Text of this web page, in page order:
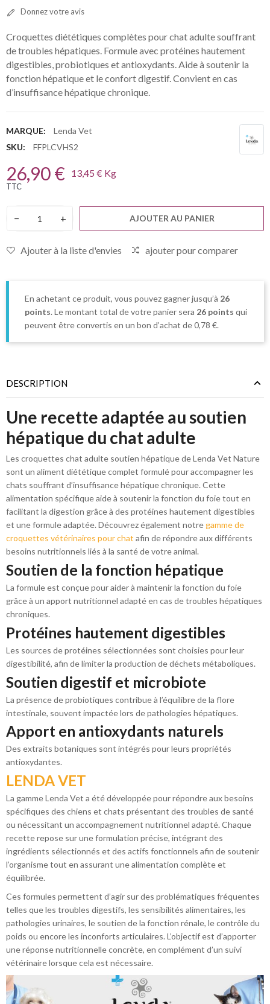
Donnez votre avis
Croquettes diététiques complètes pour chat adulte souffrant
de troubles hépatiques. Formule avec protéines hautement
digestibles, probiotiques et antioxydants.Aide à soutenir la
fonction hépatique et le confort digestif.Convient en cas
d’insuffisance hépatique chronique.
MARQUE:
Lenda Vet
SKU:
FFPLCVHS2
26,90 € 13,45 € Kg
TTC
− + AJOUTER AU PANIER
Ajouter à la liste d'envies ajouter pour comparer
En achetant ce produit, vous pouvez gagner jusqu’à 26
points. Le montant total de votre panier sera 26 points qui
peuvent être convertis en un bon d’achat de0,78 €.
DESCRIPTION
Une recette adaptée au soutien
hépatique du chat adulte
Les croquettes chat adulte soutien hépatique de Lenda Vet Nature
sont un aliment diététique complet formulé pour accompagner les
chats souffrant d’insuffisance hépatique chronique. Cette
alimentation spécifique aide à soutenir la fonction du foie tout en
facilitant la digestion grâce à des protéines hautement digestibles
et une formule adaptée. Découvrez également notregamme de
croquettes vétérinaires pour chat afin de répondre aux différents
besoins nutritionnels liés à la santé de votre animal.
Soutien de la fonction hépatique
La formule est conçue pour aider à maintenir la fonction du foie
grâce à un apport nutritionnel adapté en cas de troubles hépatiques
chroniques.
Protéines hautement digestibles
Les sources de protéines sélectionnées sont choisies pour leur
digestibilité, afin de limiter la production de déchets métaboliques.
Soutien digestif et microbiote
La présence de probiotiques contribue à l’équilibre de la flore
intestinale, souvent impactée lors de pathologies hépatiques.
Apport en antioxydants naturels
Des extraits botaniques sont intégrés pour leurs propriétés
antioxydantes.
LENDA VET
La gamme Lenda Vet a été développée pour répondre aux besoins
spécifiques des chiens et chats présentant des troubles de santé
ou nécessitant un accompagnement nutritionnel adapté. Chaque
recette repose sur une formulation précise, intégrant des
ingrédients sélectionnés et des actifs fonctionnels afin de soutenir
l’organisme tout en assurant une alimentation complète et
équilibrée.
Ces formules permettent d’agir sur des problématiques fréquentes
telles que les troubles digestifs, les sensibilités alimentaires, les
pathologies urinaires, le soutien de la fonction rénale, le contrôle du
poids ou encore les inconforts articulaires. L’objectif est d’apporter
une réponse nutritionnelle concrète, en complément d’un suivi
vétérinaire lorsque cela est nécessaire.